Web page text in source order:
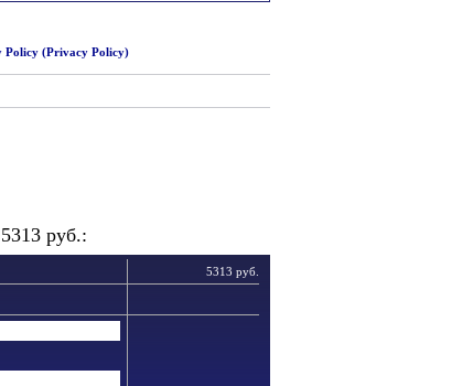
Policy (Privacy Policy)
руб.:
5313 руб.